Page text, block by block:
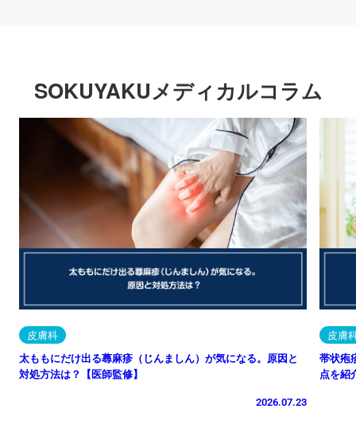
SOKUYAKUメディカルコラム
皮膚科
太ももにだけ出る蕁麻疹（じんましん）が気になる。原因と
対処方法は？【医師監修】
2026.07.23
皮膚
帯状疱
点を紹